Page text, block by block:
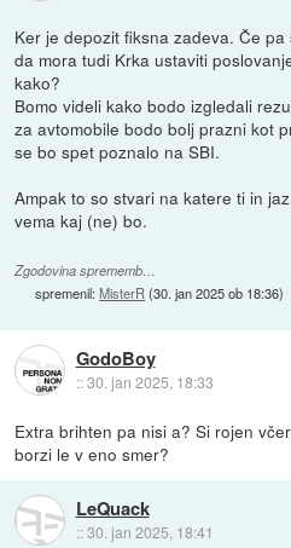
Ker je depozit fiksna zadeva. Če
da mora tudi Krka ustaviti
kako?
Bomo videli kako bodo izgledali
za avtomobile bodo bolj prazni kot
se bo spet poznalo na SBI.
Ampak to so stvari na katere ti in
vema kaj (ne) bo.
Zgodovina sprememb…
spremenil:MisterR (30. jan 2025 ob 18:36)
GodoBoy
::30. jan 2025, 18:33
Extra brihten pa nisi a? Si rojen
borzi le v eno smer?
LeQuack
::30. jan 2025, 18:41